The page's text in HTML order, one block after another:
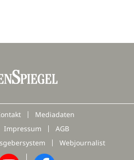
Mediadaten
Impressum
AGB
Webjournalist